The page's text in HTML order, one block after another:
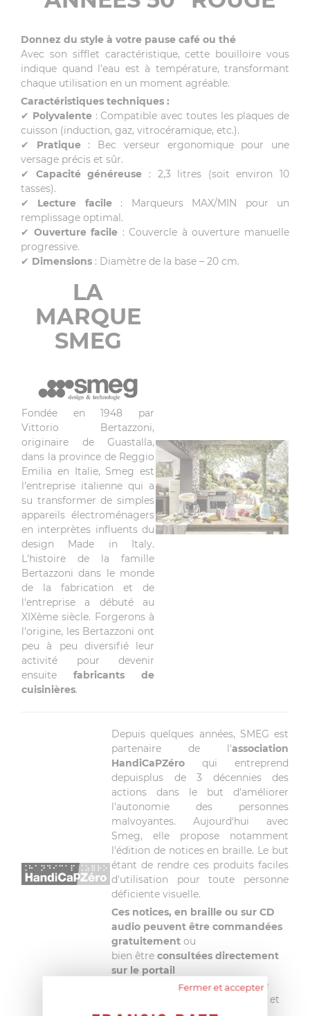
Donnez du style à votre pause café ou thé
Avec son sifflet caractéristique, cette bouilloire vous
indique quand l’eau est à température, transformant
chaque utilisation en un moment agréable.
Caractéristiques techniques :
✔ Polyvalente: Compatible avec toutes les plaques de
cuisson (induction, gaz, vitrocéramique, etc.).
✔ Pratique: Bec verseur ergonomique pour une
versage précis et sûr.
✔ Capacité généreuse : 2,3 litres (soit environ 10
tasses).
✔ Lecture facile: Marqueurs MAX/MIN pour un
remplissage optimal.
✔ Ouverture facile : Couvercle à ouverture manuelle
progressive.
✔ Dimensions : Diamètre de la base – 20 cm.
LA
MARQUE
SMEG
Fondée en 1948 par
Vittorio Bertazzoni,
originaire de Guastalla,
dans la province de Reggio
Emilia en Italie, Smeg est
l'entreprise italienne qui a
su transformer de simples
appareils électroménagers
en interprètes influents du
design Made in Italy.
L'histoire de la famille
Bertazzoni dans le monde
de la fabrication et de
l'entreprise a débuté au
XIXème siècle. Forgerons à
l'origine, les Bertazzoni ont
peu à peu diversifié leur
activité pour devenir
ensuite fabricants de
cuisinières.
Depuis quelques années, SMEG est
partenaire de l'association
HandiCaPZéro qui entreprend
depuisplus de 3 décennies des
actions dans le but d'améliorer
l'autonomie des personnes
malvoyantes. Aujourd'hui avec
Smeg, elle propose notamment
l'édition de notices en braille. Le but
étant de rendre ces produits faciles
d'utilisation pour toute personne
déficiente visuelle.
Ces notices, en braille ou sur CD
audio peuvent être commandées
gratuitement ou
bien être consultées directement
sur le portail
handicapzero.org, site
totalement adapté aux aveugles et
Fermer et accepter